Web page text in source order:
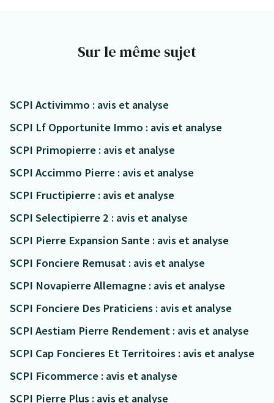
Sur le même sujet
SCPI Activimmo : avis et analyse
SCPI Lf Opportunite Immo : avis et analyse
SCPI Primopierre : avis et analyse
SCPI Accimmo Pierre : avis et analyse
SCPI Fructipierre : avis et analyse
SCPI Selectipierre 2 : avis et analyse
SCPI Pierre Expansion Sante : avis et analyse
SCPI Fonciere Remusat : avis et analyse
SCPI Novapierre Allemagne : avis et analyse
SCPI Fonciere Des Praticiens : avis et analyse
SCPI Aestiam Pierre Rendement : avis et analyse
SCPI Cap Foncieres Et Territoires : avis et analyse
SCPI Ficommerce : avis et analyse
SCPI Pierre Plus : avis et analyse